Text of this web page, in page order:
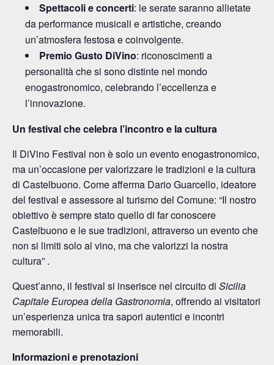
Spettacoli e concerti: le serate saranno allietate
da performance musicali e artistiche, creando
un’atmosfera festosa e coinvolgente.
Premio Gusto DiVino: riconoscimenti a
personalità che si sono distinte nel mondo
enogastronomico, celebrando l’eccellenza e
l’innovazione.
Un festival che celebra l’incontro e la cultura
Il DiVino Festival non è solo un evento enogastronomico,
ma un’occasione per valorizzare le tradizioni e la cultura
di Castelbuono. Come afferma Dario Guarcello, ideatore
del festival e assessore al turismo del Comune: “Il nostro
obiettivo è sempre stato quello di far conoscere
Castelbuono e le sue tradizioni, attraverso un evento che
non si limiti solo al vino, ma che valorizzi la nostra
cultura” .
Quest’anno, il festival si inserisce nel circuito di Sicilia
Capitale Europea della Gastronomia, offrendo ai visitatori
un’esperienza unica tra sapori autentici e incontri
memorabili.
Informazioni e prenotazioni